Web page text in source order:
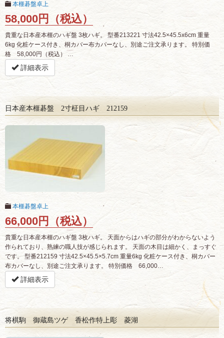
本榧碁盤卓上
58,000円（税込）
貴重な日本産本榧のハギ盤 3枚ハギ。 型番213221 寸法42.5×45.5x6cm 重量
6kg 化粧ケース付き、桐カバー布カバーなし、別途ご注文承ります。 特別価
格 58,000円（税込） …
詳細表示
日本産本榧碁盤 2寸柾目ハギ 212159
本榧碁盤卓上
66,000円（税込）
貴重な日本産本榧のハギ盤 3枚ハギ。 天面からはハギの部分がわからないよう
作られており、熟練の職人技が感じられます。 天面の木目は細かく、まっすぐ
です。 型番212159 寸法42.5×45.5×5.7cm 重量6kg 化粧ケース付き、桐カバー
布カバーなし、別途ご注文承ります。 特別価格 66,000…
詳細表示
将棋駒 御蔵島ツゲ 香松作特上彫 菱湖